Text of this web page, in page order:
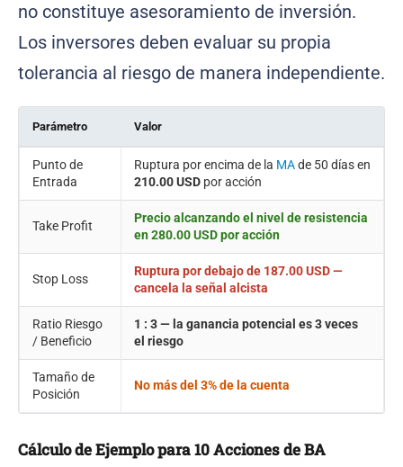
no constituye asesoramiento de inversión.
Los inversores deben evaluar su propia
tolerancia al riesgo de manera independiente.
Parámetro Valor
Punto de
Entrada
Ruptura por encima de la MAde 50 días en
210.00 USD por acción
Take Profit
Precio alcanzando el nivel de resistencia
en280.00 USDpor acción
Stop Loss
Ruptura por debajo de 187.00 USD—
cancela la señal alcista
Ratio Riesgo
/ Beneficio
1 : 3 — la ganancia potencial es 3 veces
el riesgo
Tamaño de
Posición
No más del 3% de la cuenta
Cálculo de Ejemplo para 10 Acciones de BA